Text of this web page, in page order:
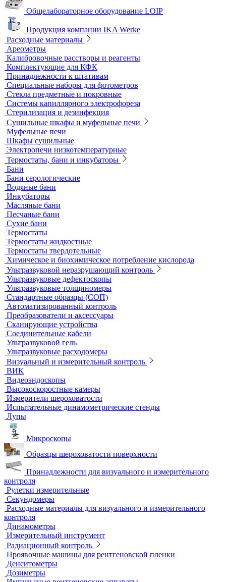
Аналитичесике фильтры
Аспираторы
Пробоотборники
Сорбционные трубки
Оборудование для перемешивания
Общелабораторное оборудование LOIP
Продукция компании IKA Werke
Расходные материалы
Ареометры
Калибровочные расстворы и реагенты
Комплектующие для КФК
Принадлежности к штативам
Специальные наборы для фотометров
Стекла предметные и покровные
Системы капиллярного электрофореза
Стерилизация и дезинфекция
Сушильные шкафы и муфельные печи
Муфельные печи
Шкафы сушильные
Электропечи низкотемпературные
Термостаты, бани и инкубаторы
Бани
Бани серологические
Водяные бани
Инкубаторы
Масляные бани
Песчаные бани
Сухие бани
Термостаты
Термостаты жидкостные
Термостаты твердотельные
Химическое и биохимическое потребление кислорода
Ультразвуковой неразрушающий контроль
Ультразвуковые дефектоскопы
Ультразвуковые толщиномеры
Стандартные образцы (СОП)
Автоматизированный контроль
Преобразователи и аксессуары
Сканирующие устройства
Соединительные кабели
Ультразвуковой гель
Ультразвуковые расходомеры
Визуальный и измерительный контроль
ВИК
Видеоэндоскопы
Высокоскоростные камеры
Измерители шероховатости
Испытательные динамометрические стенды
Лупы
Микроскопы
Образцы шероховатости поверхности